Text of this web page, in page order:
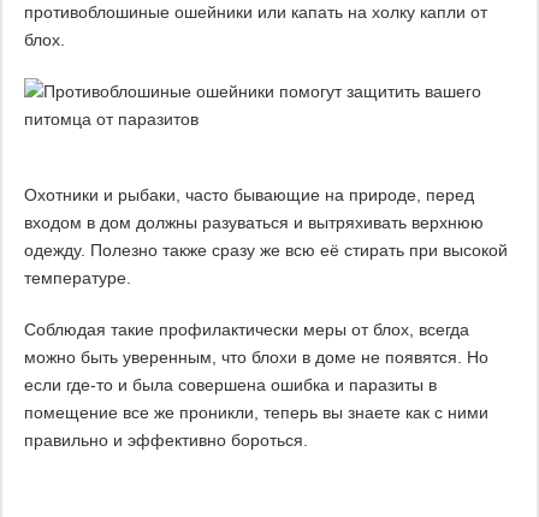
противоблошиные ошейники или капать на холку капли от
блох.
Охотники и рыбаки, часто бывающие на природе, перед
входом в дом должны разуваться и вытряхивать верхнюю
одежду. Полезно также сразу же всю её стирать при высокой
температуре.
Соблюдая такие профилактически меры от блох, всегда
можно быть уверенным, что блохи в доме не появятся. Но
если где-то и была совершена ошибка и паразиты в
помещение все же проникли, теперь вы знаете как с ними
правильно и эффективно бороться.